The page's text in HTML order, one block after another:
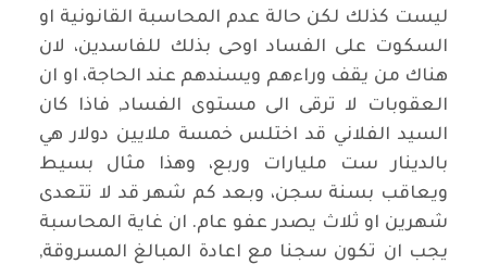
ليست كذلك لكن حالة عدم المحاسبة القانونية او
السكوت على الفساد اوحى بذلك للفاسدين، لان
هناك من يقف وراءهم ويسندهم عند الحاجة، او ان
العقوبات لا ترقى الى مستوى الفساد, فاذا كان
السيد الفلاني قد اختلس خمسة ملايين دولار هي
بالدينار ست مليارات وربع، وهذا مثال بسيط
ويعاقب بسنة سجن، وبعد كم شهر قد لا تتعدى
شهرين او ثلاث يصدر عفو عام. ان غاية المحاسبة
يجب ان تكون سجنا مع اعادة المبالغ المسروقة,